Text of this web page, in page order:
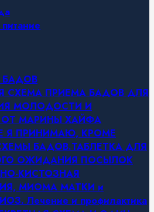
БАДОВ
СХЕМА ПРИЕМА БАДОВ ДЛЯ
МОЛОДОСТИ И
МАРИНЫ ХАЙФА
Я ПРИНИМАЮ, КРОМЕ
БАДОВ.ТАБЛЕТКА ДЛЯ
ОЖИДАНИЯ ПОСЫЛОК
КИСТОЗНАЯ
МИОМА МАТКИ и
Лечение и профилактика